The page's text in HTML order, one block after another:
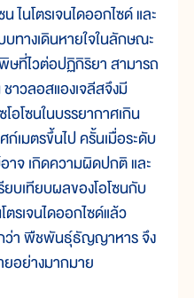
โตรเจนไดออกไซด์ และ
ทางเดินหายใจในลักษณะ
ษที่ไวต่อปฏิกิริยา สามารถ
าวลอสแองเจลีสจึงมี
อโซนในบรรยากาศเกิน
เมตรขึ้นไป ครั้นเมื่อระดับ
าจ เกิดความผิดปกติ และ
ยบเทียบผลของโอโซนกับ
รเจนไดออกไซด์แล้ว
ว่า พืชพันธุ์ธัญญาหาร จึง
ยอย่างมากมาย